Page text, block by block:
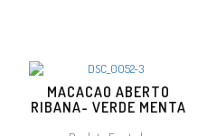
MACACAO ABERTO
RIBANA- VERDE MENTA